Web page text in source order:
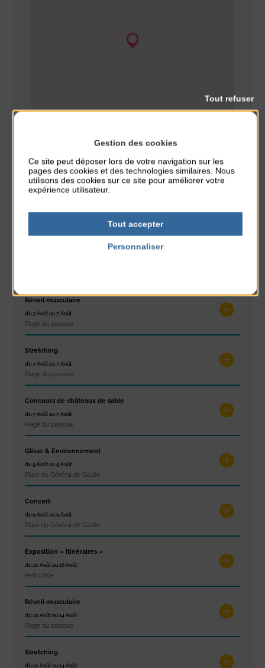
Réveil musculaire
du 3 Août au 7 Août
Plage du passous
Stretching
du 3 Août au 7 Août
Plage du passous
Concours de châteaux de sable
du 7 Août au 7 Août
Plage du passous
Glisse & Environnement
du 9 Août au 9 Août
Place du Général de Gaulle
Concert
du 9 Août au 9 Août
Place du Général de Gaulle
Exposition « Itinéraires »
du 10 Août au 16 Août
Petit Office
Réveil musculaire
du 10 Août au 14 Août
Plage du passous
Stretching
du 10 Août au 14 Août
Gestion des cookies
Ce site peut déposer lors de votre navigation sur les
pages des cookies et des technologies similaires. Nous
utilisons des cookies sur ce site pour améliorer votre
expérience utilisateur.
Tout accepter
Tout refuser
Personnaliser